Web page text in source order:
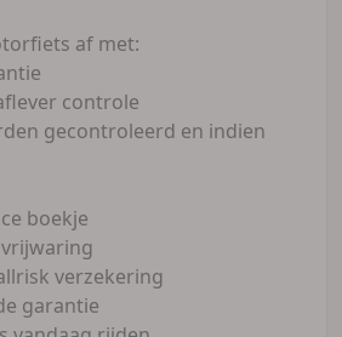
af met:
controle
gecontroleerd en indien
boekje
verzekering
garantie